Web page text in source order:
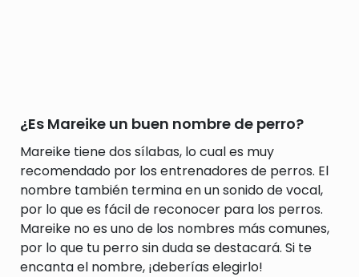
¿Es Mareike un buen nombre de perro?
Mareike tiene dos sílabas, lo cual es muy
recomendado por los entrenadores de perros. El
nombre también termina en un sonido de vocal,
por lo que es fácil de reconocer para los perros.
Mareike no es uno de los nombres más comunes,
por lo que tu perro sin duda se destacará. Si te
encanta el nombre, ¡deberías elegirlo!